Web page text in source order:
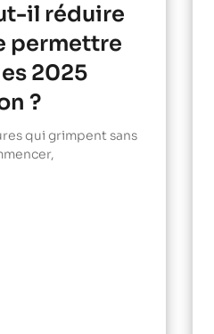
il réduire
permettre
2025
?
qui grimpent sans